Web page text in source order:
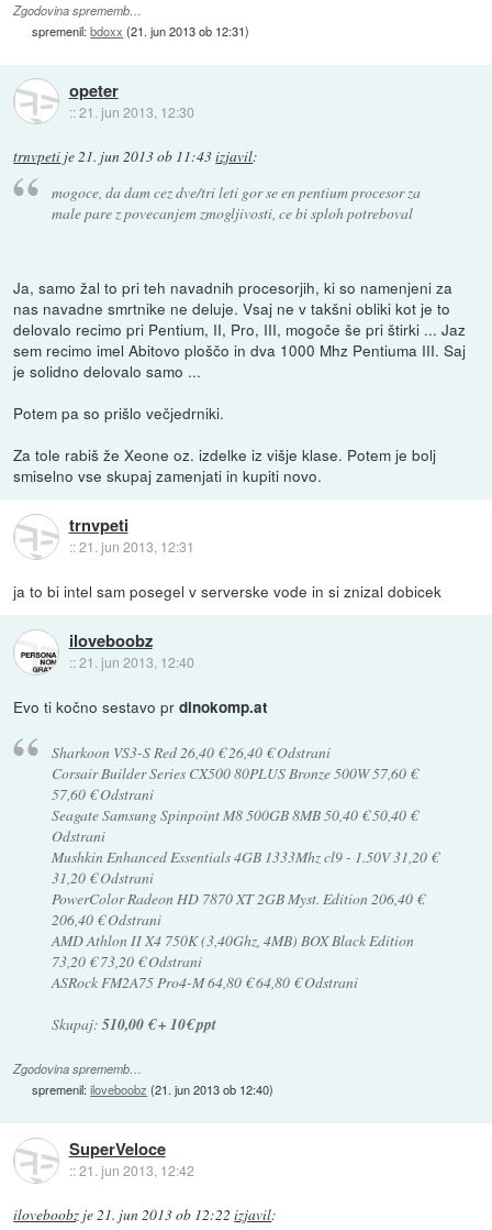
Zgodovina sprememb…
spremenil:bdoxx (21. jun 2013 ob 12:31)
opeter
::21. jun 2013, 12:30
trnvpeti je 21. jun 2013 ob 11:43izjavil:
mogoce, da dam cez dve/tri leti gor se en pentium procesor za
male pare z povecanjem zmogljivosti, ce bi sploh potreboval
Ja, samo žal to pri teh navadnih procesorjih, ki so namenjeni za
nas navadne smrtnike ne deluje. Vsaj ne v takšni obliki kot je to
delovalo recimo pri Pentium, II, Pro, III, mogoče še pri štirki ... Jaz
sem recimo imel Abitovo ploščo in dva 1000 Mhz Pentiuma III. Saj
je solidno delovalo samo ...
Potem pa so prišlo večjedrniki.
Za tole rabiš že Xeone oz. izdelke iz višje klase. Potem je bolj
smiselno vse skupaj zamenjati in kupiti novo.
trnvpeti
::21. jun 2013, 12:31
ja to bi intel sam posegel v serverske vode in si znizal dobicek
iloveboobz
::21. jun 2013, 12:40
Evo ti kočno sestavo prdinokomp.at
Sharkoon VS3-S Red 26,40 € 26,40 € Odstrani
Corsair Builder Series CX500 80PLUS Bronze 500W 57,60 €
57,60 € Odstrani
Seagate Samsung Spinpoint M8 500GB 8MB 50,40 € 50,40 €
Odstrani
Mushkin Enhanced Essentials 4GB 1333Mhz cl9 - 1.50V 31,20 €
31,20 € Odstrani
PowerColor Radeon HD 7870 XT 2GB Myst. Edition 206,40 €
206,40 € Odstrani
AMD Athlon II X4 750K (3,40Ghz, 4MB) BOX Black Edition
73,20 € 73,20 € Odstrani
ASRock FM2A75 Pro4-M 64,80 € 64,80 € Odstrani
Skupaj: 510,00 € + 10€ ppt
Zgodovina sprememb…
spremenil:iloveboobz (21. jun 2013 ob 12:40)
SuperVeloce
::21. jun 2013, 12:42
iloveboobz je21. jun 2013 ob 12:22 izjavil: